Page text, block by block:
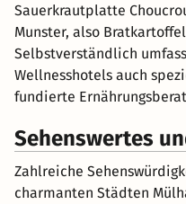
Sauerkrautplatte
Munster, also
Selbstverständlich
Wellnesshotels auch
fundierte
Sehenswertes
Zahlreiche
charmanten Städten